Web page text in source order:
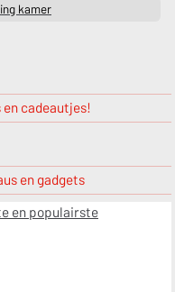
kamer
cadeautjes!
en gadgets
en populairste